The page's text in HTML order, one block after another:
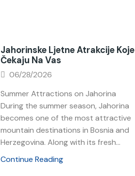
Jahorinske Ljetne Atrakcije Koje
Čekaju Na Vas
06/28/2026
Summer Attractions on Jahorina
During the summer season, Jahorina
becomes one of the most attractive
mountain destinations in Bosnia and
Herzegovina. Along with its fresh...
Continue Reading